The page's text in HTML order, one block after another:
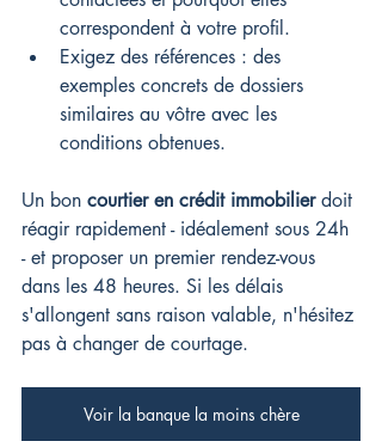
correspondent à votre profil.
Exigez des références : des
exemples concrets de dossiers
similaires au vôtre avec les
conditions obtenues.
Un bon courtier en crédit immobilier doit
réagir rapidement - idéalement sous 24h
- et proposer un premier rendez-vous
dans les 48 heures. Si les délais
s'allongent sans raison valable, n'hésitez
pas à changer de courtage.
Voir la banque la moins chère